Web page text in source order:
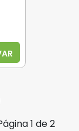
1 de2